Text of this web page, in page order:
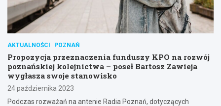
AKTUALNOŚCI POZNAŃ
Propozycja przeznaczenia funduszy KPO na rozwój
poznańskiej kolejnictwa – poseł Bartosz Zawieja
wygłasza swoje stanowisko
24 października 2023
Podczas rozważań na antenie Radia Poznań, dotyczących